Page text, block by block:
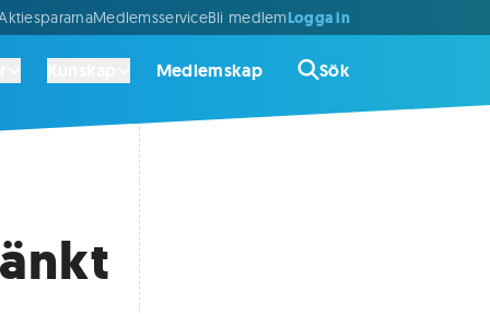
MedlemsserviceBli medlemLogga in
Medlemskap Sök